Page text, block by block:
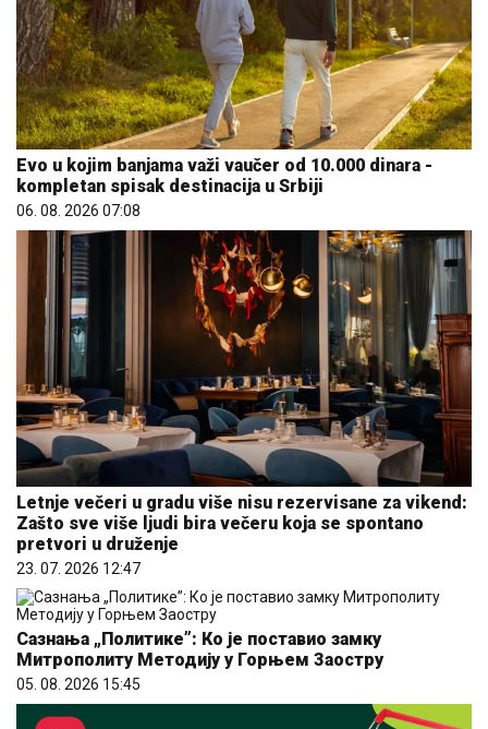
Evo u kojim banjama važi vaučer od 10.000 dinara -
kompletan spisak destinacija u Srbiji
06. 08. 2026 07:08
Letnje večeri u gradu više nisu rezervisane za vikend:
Zašto sve više ljudi bira večeru koja se spontano
pretvori u druženje
23. 07. 2026 12:47
Сазнања „Политике”: Ко је поставио замку
Митрополиту Методију у Горњем Заостру
05. 08. 2026 15:45